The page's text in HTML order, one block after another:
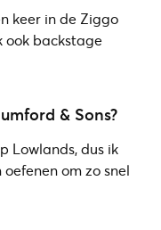
keer in de Ziggo
ook backstage
& Sons?
Lowlands, dus ik
om zo snel